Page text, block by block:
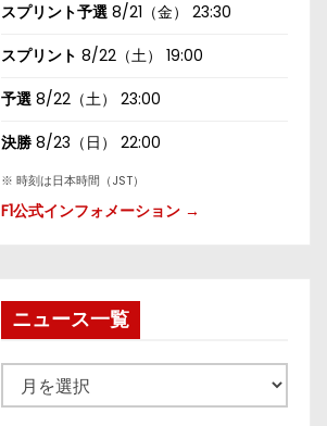
スプリント予選 8/21（金） 23:30
スプリント 8/22（土） 19:00
予選 8/22（土） 23:00
決勝 8/23（日） 22:00
※ 時刻は日本時間（JST）
F1公式インフォメーション →
ニュース一覧
ュ